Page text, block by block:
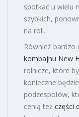
spotkać u wielu
szybkich,
na roli.
Również
kombajnu New
rolnicze, które
konieczne
podzespołów,
cenią też części